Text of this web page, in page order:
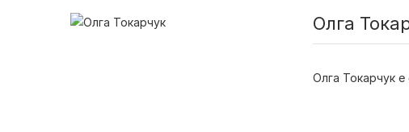
Олга
Олга Токарчук